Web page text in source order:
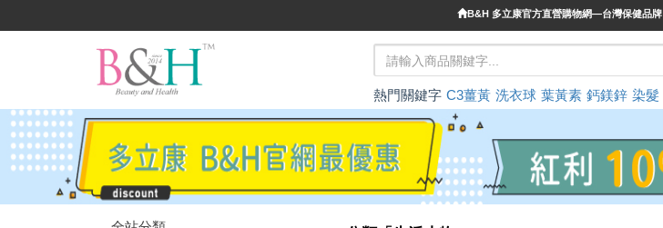
B&H 多立康官方直營購物網—台灣保健品牌
熱門關鍵字 C3薑黃 洗衣球 葉黃素 鈣鎂鋅 染髮